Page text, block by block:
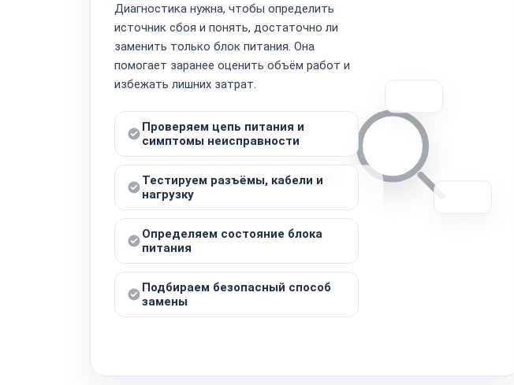
Диагностика нужна, чтобы определить
источник сбоя и понять, достаточно ли
заменить только блок питания. Она
помогает заранее оценить объём работ и
избежать лишних затрат.
Проверяем цепь питания и
симптомы неисправности
Тестируем разъёмы, кабели и
нагрузку
Определяем состояние блока
питания
Подбираем безопасный способ
замены